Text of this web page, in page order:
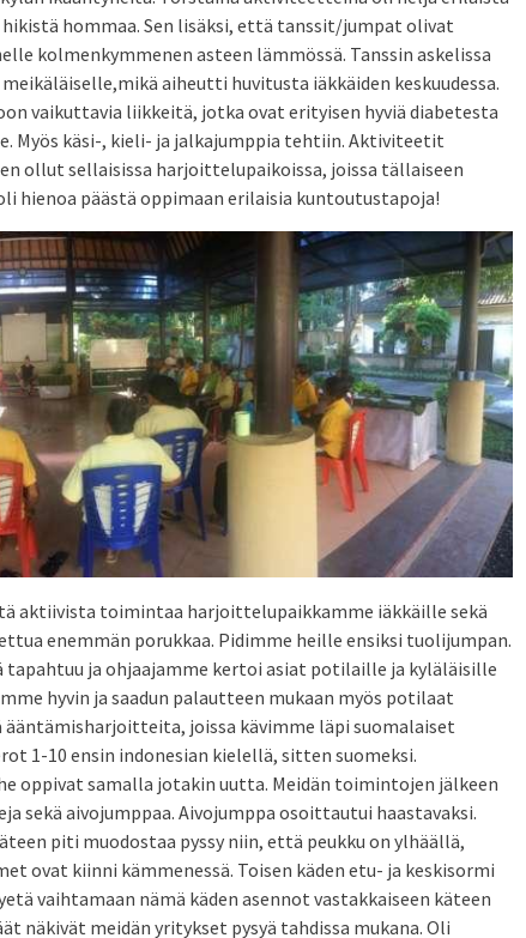
hommaa. Sen lisäksi, että tanssit/jumpat olivat
kolmenkymmenen asteen lämmössä. Tanssin askelissa
aiheutti huvitusta iäkkäiden keskuudessa.
vaikuttavia liikkeitä, jotka ovat erityisen hyviä diabetesta
Myös käsi-, kieli- ja jalkajumppia tehtiin. Aktiviteetit
ollut sellaisissa harjoittelupaikoissa, joissa tällaiseen
hienoa päästä oppimaan erilaisia kuntoutustapoja!
aktiivista toimintaa harjoittelupaikkamme iäkkäille sekä
enemmän porukkaa. Pidimme heille ensiksi tuolijumpan.
ja ohjaajamme kertoi asiat potilaille ja kyläläisille
hyvin ja saadun palautteen mukaan myös potilaat
joissa kävimme läpi suomalaiset
1-10 ensin indonesian kielellä, sitten suomeksi.
oppivat samalla jotakin uutta. Meidän toimintojen jälkeen
sekä aivojumppaa. Aivojumppa osoittautui haastavaksi.
piti muodostaa pyssy niin, että peukku on ylhäällä,
ovat kiinni kämmenessä. Toisen käden etu- ja keskisormi
vaihtamaan nämä käden asennot vastakkaiseen käteen
näkivät meidän yritykset pysyä tahdissa mukana. Oli